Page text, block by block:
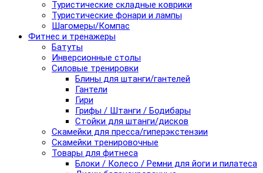
Туристические складные коврики
Туристические фонари и лампы
Шагомеры/Компас
Фитнес и тренажеры
Батуты
Инверсионные столы
Силовые тренировки
Блины для штанги/гантелей
Гантели
Гири
Грифы / Штанги / Бодибары
Стойки для штанги/дисков
Скамейки для пресса/гиперэкстензии
Скамейки тренировочные
Товары для фитнеса
Блоки / Колесо / Ремни для йоги и пилатеса